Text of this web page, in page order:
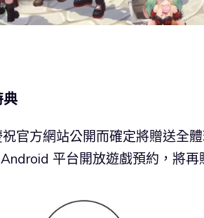
典
祝官方網站公開而確定將贈送全
平台開放遊戲預約，將